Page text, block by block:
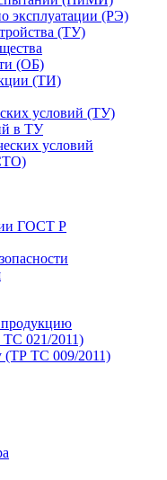
эксплуатации (РЭ)
(ТУ)
(ОБ)
(ТИ)
условий (ТУ)
в ТУ
условий
ГОСТ Р
ТС 021/2011)
(ТР ТС 009/2011)